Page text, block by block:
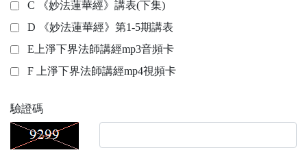
C 《妙法蓮華經》講表(下集)
D 《妙法蓮華經》第1-5期講表
E上淨下界法師講經mp3音頻卡
F 上淨下界法師講經mp4視頻卡
驗證碼